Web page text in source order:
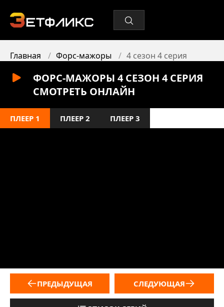
Главная Форс-мажоры 4 сезон 4 серия
ФОРС-МАЖОРЫ 4 СЕЗОН 4 СЕРИЯ
СМОТРЕТЬ ОНЛАЙН
ПЛЕЕР 1 ПЛЕЕР 2 ПЛЕЕР 3
ПРЕДЫДУЩАЯ СЛЕДУЮЩАЯ